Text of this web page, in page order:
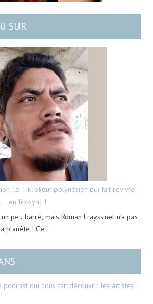
SUR
le TikTokeur polynésien qui fait revivre
en lip-sync !
peu barré, mais Roman Frayssinet n’a pas
planète ! Ce…
podcast qui nous fait découvrir les artistes…